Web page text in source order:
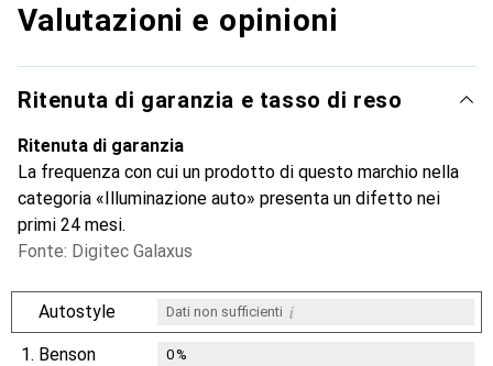
Valutazioni e opinioni
Ritenuta di garanzia e tasso di reso
Ritenuta di garanzia
La frequenza con cui un prodotto di questo marchio nella
categoria «Illuminazione auto» presenta un difetto nei
primi 24 mesi.
Fonte: Digitec Galaxus
Autostyle Dati non sufficienti i
1. Benson 0%